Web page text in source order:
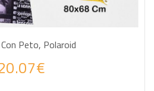
Peto, Polaroid